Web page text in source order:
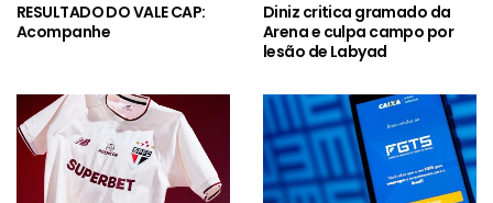
RESULTADO DO VALE CAP:
Acompanhe
Diniz critica gramado da
Arena e culpa campo por
lesão de Labyad